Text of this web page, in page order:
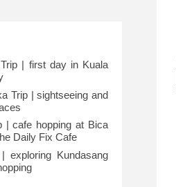
| first day in Kuala
Trip | sightseeing and
| cafe hopping at Bica
Daily Fix Cafe
exploring Kundasang